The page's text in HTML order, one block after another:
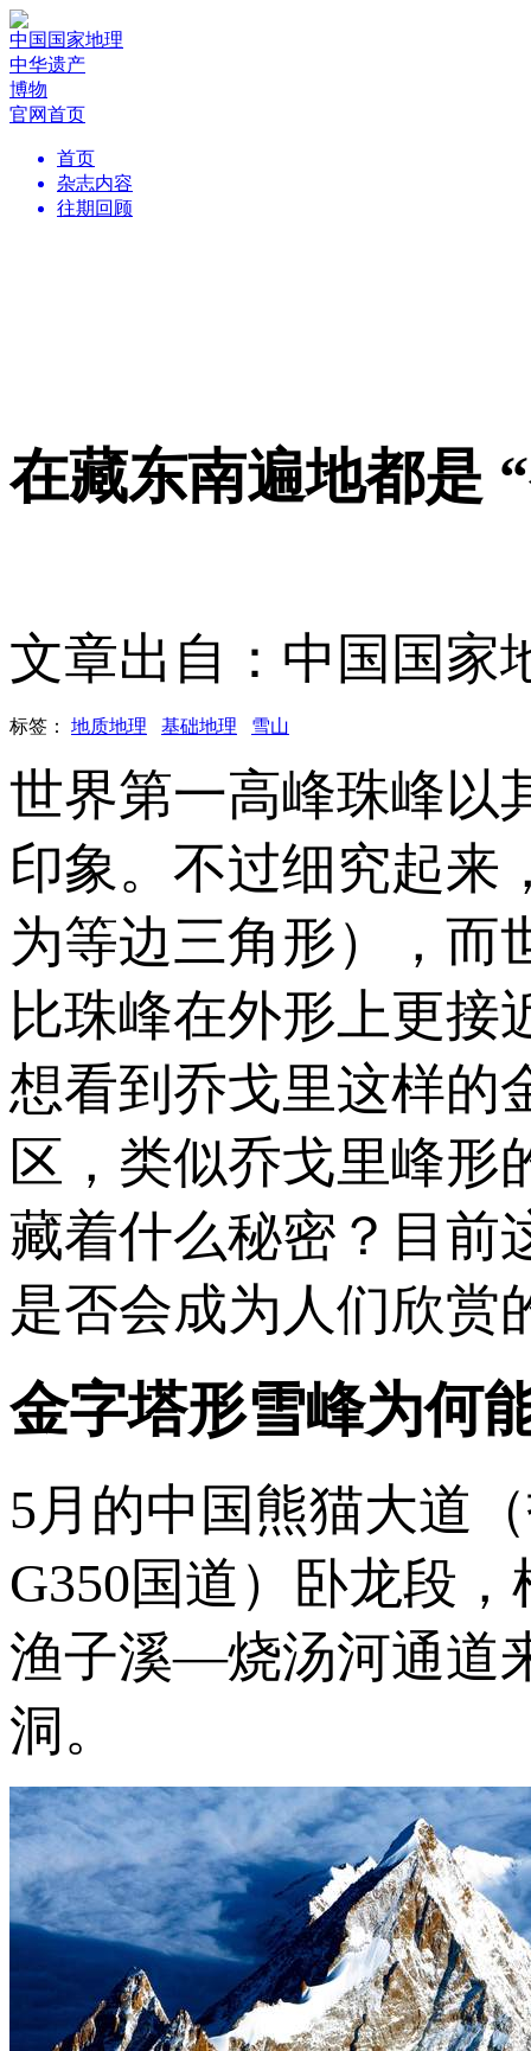
中国国家地理
中华遗产
博物
官网首页
首页
杂志内容
往期回顾
在藏东南遍地都是
文章出自：中国国家
标签： 地质地理 基础地理 雪山
世界第一高峰珠峰以
印象。不过细究起来
为等边三角形），而
比珠峰在外形上更接
想看到乔戈里这样的
区，类似乔戈里峰形
藏着什么秘密？目前
是否会成为人们欣赏
金字塔形雪峰为何
5月的中国熊猫大道
G350国道）卧龙段
渔子溪—烧汤河通道
洞。